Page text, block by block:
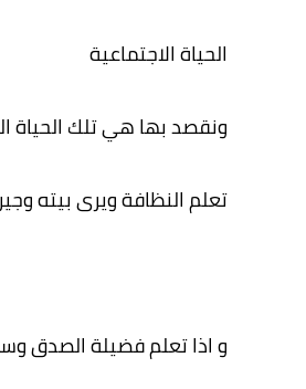
الحياة الاجتماعية
ونقصد بها هي تلك الحياة
تعلم النظافة ويرى بيته
و اذا تعلم فضيلة الصدق